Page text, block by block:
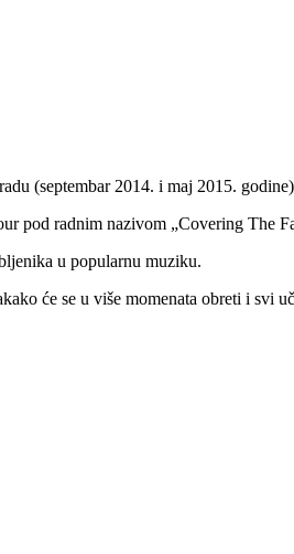
(septembar 2014. i maj 2015.
pod radnim nazivom „Covering The
u popularnu muziku.
će se u više momenata obreti i svi